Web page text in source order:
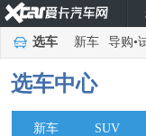
选车 新车 导购•
选车中心
新车 SUV
全球鹰(470)
启辰 (24716)
前途汽车(1297)
清源汽车
轻橙时代 (25)